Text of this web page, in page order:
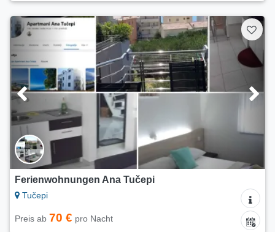
Ferienwohnungen Ana Tučepi
Tučepi
Preis ab 70 € pro Nacht